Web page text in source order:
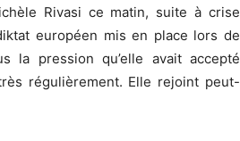
Rivasi ce matin, suite à crise
européen mis en place lors de
la pression qu’elle avait accepté
régulièrement. Elle rejoint peut-